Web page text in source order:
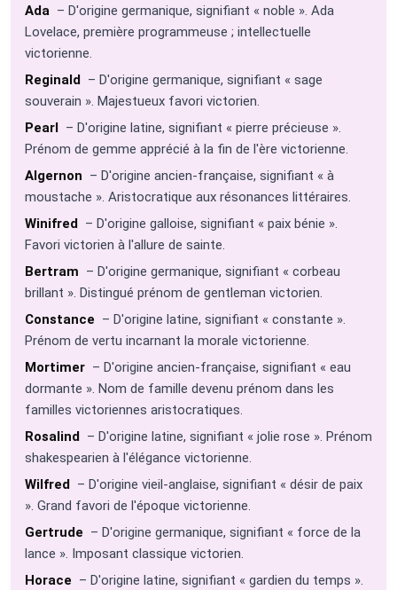
Ada – D'origine germanique, signifiant « noble ». Ada
Lovelace, première programmeuse ; intellectuelle
victorienne.
Reginald – D'origine germanique, signifiant « sage
souverain ». Majestueux favori victorien.
Pearl – D'origine latine, signifiant « pierre précieuse ».
Prénom de gemme apprécié à la fin de l'ère victorienne.
Algernon – D'origine ancien-française, signifiant « à
moustache ». Aristocratique aux résonances littéraires.
Winifred – D'origine galloise, signifiant « paix bénie ».
Favori victorien à l'allure de sainte.
Bertram – D'origine germanique, signifiant « corbeau
brillant ». Distingué prénom de gentleman victorien.
Constance – D'origine latine, signifiant « constante ».
Prénom de vertu incarnant la morale victorienne.
Mortimer – D'origine ancien-française, signifiant « eau
dormante ». Nom de famille devenu prénom dans les
familles victoriennes aristocratiques.
Rosalind – D'origine latine, signifiant « jolie rose ». Prénom
shakespearien à l'élégance victorienne.
Wilfred – D'origine vieil-anglaise, signifiant « désir de paix
». Grand favori de l'époque victorienne.
Gertrude – D'origine germanique, signifiant « force de la
lance ». Imposant classique victorien.
Horace – D'origine latine, signifiant « gardien du temps ».